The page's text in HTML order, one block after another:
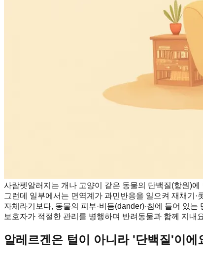
사람펫알러지는 개나 고양이 같은 동물의 단백질(항원)
그런데 일부에서는 면역계가 과민반응을 일으켜 재채기
자체라기보다, 동물의 피부·비듬(dander)·침에 들어 있
보호자가 적절한 관리를 병행하며 반려동물과 함께 지내
알레르겐은 털이 아니라 '단백질'이에